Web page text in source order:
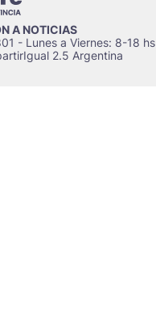
A NOTICIAS
- Lunes a Viernes: 8-18 hs
2.5 Argentina